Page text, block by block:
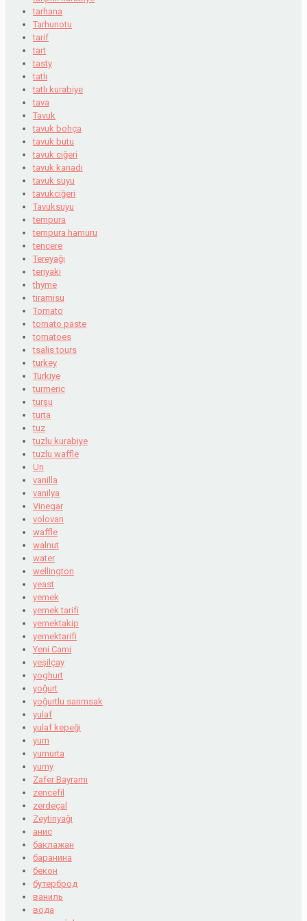
tarhana
Tarhunotu
tarif
tart
tasty
tatlı
tatlı kurabiye
tava
Tavuk
tavuk bohça
tavuk butu
tavuk ciğeri
tavuk kanadı
tavuk suyu
tavukciğeri
Tavuksuyu
tempura
tempura hamuru
tencere
Tereyağı
teriyaki
thyme
tiramisu
Tomato
tomato paste
tomatoes
tsalis tours
turkey
Türkiye
turmeric
turşu
turta
tuz
tuzlu kurabiye
tuzlu waffle
Un
vanilla
vanilya
Vinegar
volovan
waffle
walnut
water
wellington
yeast
yemek
yemek tarifi
yemektakip
yemektarifi
Yeni Cami
yeşilçay
yoghurt
yoğurt
yoğurtlu sarımsak
yulaf
yulaf kepeği
yum
yumurta
yumy
Zafer Bayramı
zencefil
zerdeçal
Zeytinyağı
анис
баклажан
баранина
бекон
бутерброд
ваниль
вода